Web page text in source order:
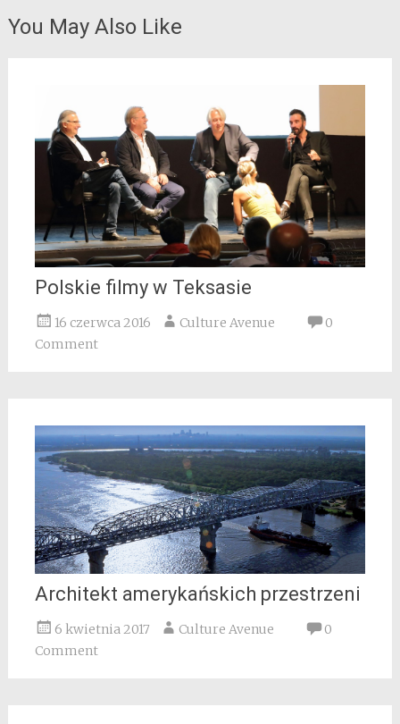
You May Also Like
Polskie filmy w Teksasie
16 czerwca 2016 Culture Avenue
0
Comment
Architekt amerykańskich przestrzeni
6 kwietnia 2017 Culture Avenue
0
Comment